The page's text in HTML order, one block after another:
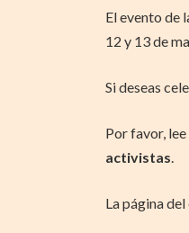
El evento de
12 y 13 de
Si deseas
Por favor, lee
activistas.
La página